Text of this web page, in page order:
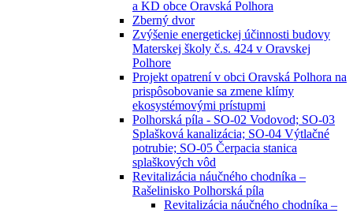
a KD obce Oravská Polhora
Zberný dvor
Zvýšenie energetickej účinnosti budovy
Materskej školy č.s. 424 v Oravskej
Polhore
Projekt opatrení v obci Oravská Polhora na
prispôsobovanie sa zmene klímy
ekosystémovými prístupmi
Polhorská píla - SO-02 Vodovod; SO-03
Splašková kanalizácia; SO-04 Výtlačné
potrubie; SO-05 Čerpacia stanica
splaškových vôd
Revitalizácia náučného chodníka –
Rašelinisko Polhorská píla
Revitalizácia náučného chodníka –